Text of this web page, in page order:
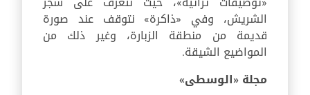
الشريش، وفي «ذاكرة» نتوقف عند صورة
قديمة من منطقة الزبارة، وغير ذلك من
المواضيع الشيقة.
مجلة «الوسطى»